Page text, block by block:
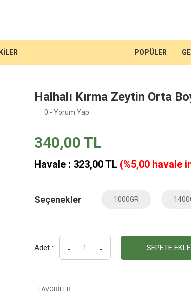
POPÜLER
Halhalı Kırma Zeytin Orta
0 - Yorum Yap
340,00 TL
Havale : 323,00 TL (%5,00 havale
Seçenekler 1000GR
Adet : SEPETE EKLE